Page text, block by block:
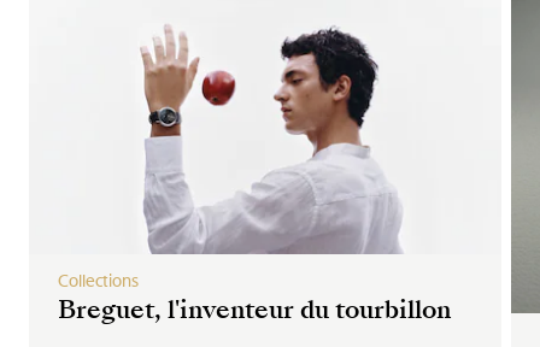
Breguet, l'inventeur du tourbillon
Collections